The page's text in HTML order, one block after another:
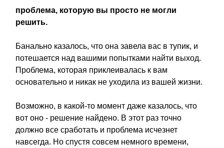
проблема, которую вы просто не могли
решить.
Банально казалось, что она завела вас в тупик, и
потешается над вашими попытками найти выход.
Проблема, которая приклеивалась к вам
основательно и никак не уходила из вашей жизни.
Возможно, в какой-то момент даже казалось, что
вот оно - решение найдено. В этот раз точно
должно все сработать и проблема исчезнет
навсегда. Но спустя совсем немного времени,